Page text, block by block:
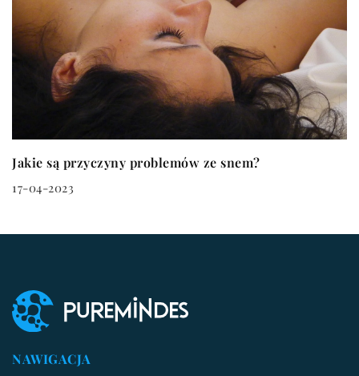
Jakie są przyczyny problemów ze snem?
17-04-2023
NAWIGACJA